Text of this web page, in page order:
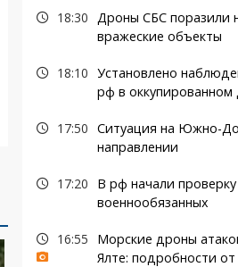
18:30 Дроны СБС поразили
вражеские объекты
18:10 Установлено
рф в оккупированном
17:50 Ситуация на Южно-
направлении
17:20
В рф начали
военнообязанных
16:55
Морские дроны
Ялте: подробности